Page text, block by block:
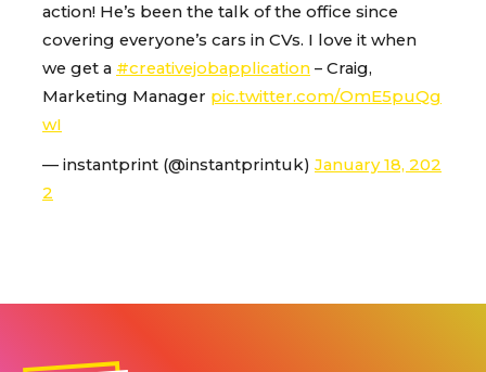
action! He’s been the talk of the office since
covering everyone’s cars in CVs. I love it when
we get a #creativejobapplication – Craig,
Marketing Manager pic.twitter.com/OmE5puQg
wI
— instantprint (@instantprintuk) January 18, 202
2